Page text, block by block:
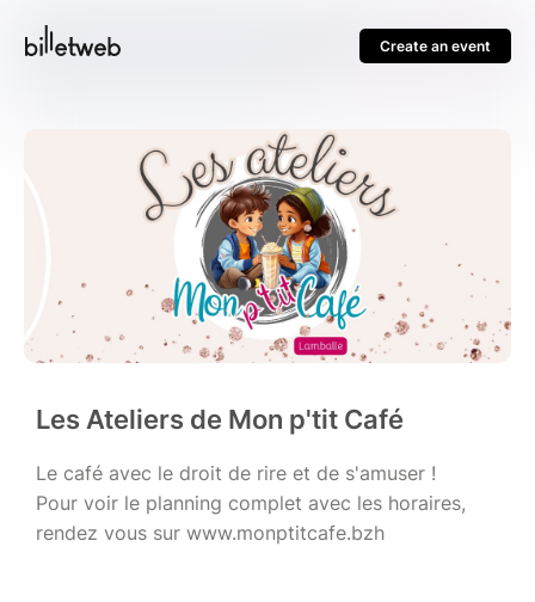
Create an event
Les Ateliers de Mon p'tit Café
Le café avec le droit de rire et de s'amuser !
Pour voir le planning complet avec les horaires,
rendez vous sur www.monptitcafe.bzh